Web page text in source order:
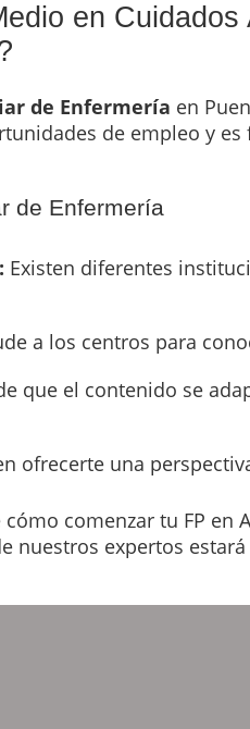
en Cuidados
de Enfermería en
de empleo y
de Enfermería
Existen diferentes
a los centros para
que el contenido se
ofrecerte una
comenzar tu FP en
nuestros expertos